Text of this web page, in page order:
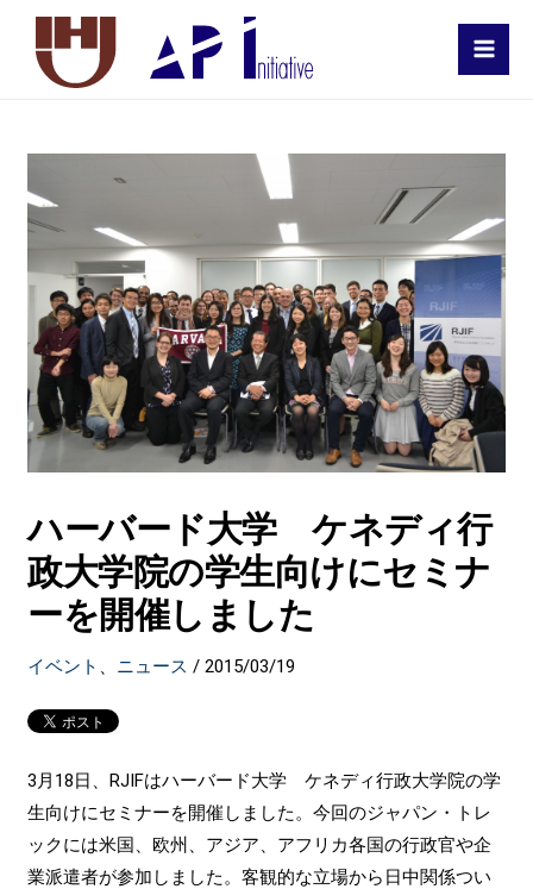
ハーバード大学 ケネディ行
政大学院の学生向けにセミナ
ーを開催しました
イベント 、 ニュース /2015/03/19
3月18日、RJIFはハーバード大学 ケネディ行政大学院の学
生向けにセミナーを開催しました。今回のジャパン・トレ
ックには米国、欧州、アジア、アフリカ各国の行政官や企
業派遣者が参加しました。客観的な立場から日中関係つい